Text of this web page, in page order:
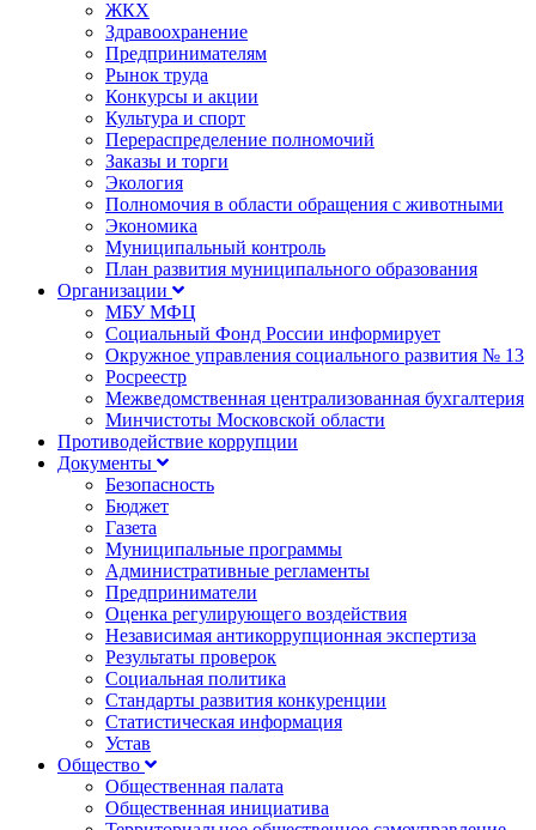
ЖКХ
Здравоохранение
Предпринимателям
Рынок труда
Конкурсы и акции
Культура и спорт
Перераспределение полномочий
Заказы и торги
Экология
Полномочия в области обращения с животными
Экономика
Муниципальный контроль
План развития муниципального образования
Организации
МБУ МФЦ
Социальный Фонд России информирует
Окружное управления социального развития № 13
Росреестр
Межведомственная централизованная бухгалтерия
Минчистоты Московской области
Противодействие коррупции
Документы
Безопасность
Бюджет
Газета
Муниципальные программы
Административные регламенты
Предприниматели
Оценка регулирующего воздействия
Независимая антикоррупционная экспертиза
Результаты проверок
Социальная политика
Стандарты развития конкуренции
Статистическая информация
Устав
Общество
Общественная палата
Общественная инициатива